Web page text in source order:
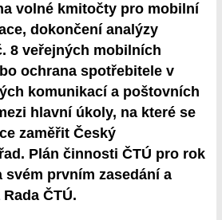
volné kmitočty pro mobilní
dokončení analýzy
8 veřejných mobilních
ochrana spotřebitele v
komunikací a poštovních
hlavní úkoly, na které se
zaměřit Český
Plán činnosti ČTÚ pro rok
svém prvním zasedání a
ČTÚ.